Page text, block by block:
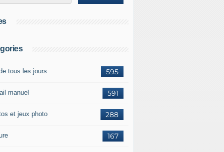
595
tous les jours
591
manuel
288
et jeux photo
167